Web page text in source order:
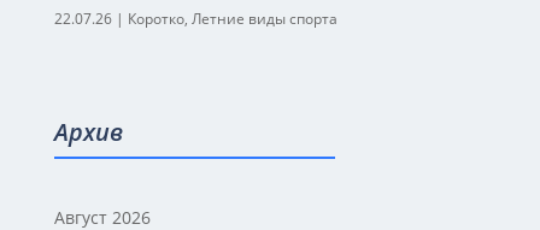
22.07.26| Коротко, Летние виды спорта
Архив
Август 2026